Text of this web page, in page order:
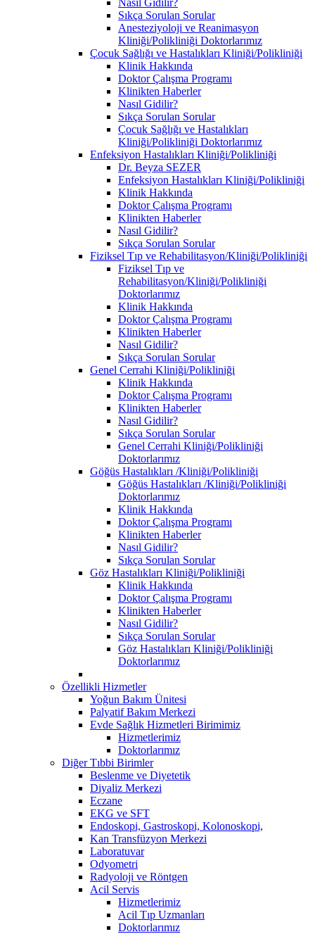
Sıkça Sorulan Sorular
Anesteziyoloji ve Reanimasyon
Kliniği/Polikliniği Doktorlarımız
Çocuk Sağlığı ve Hastalıkları Kliniği/Polikliniği
Klinik Hakkında
Doktor Çalışma Programı
Klinikten Haberler
Nasıl Gidilir?
Sıkça Sorulan Sorular
Çocuk Sağlığı ve Hastalıkları
Kliniği/Polikliniği Doktorlarımız
Enfeksiyon Hastalıkları Kliniği/Polikliniği
Dr. Beyza SEZER
Enfeksiyon Hastalıkları Kliniği/Polikliniği
Klinik Hakkında
Doktor Çalışma Programı
Klinikten Haberler
Nasıl Gidilir?
Sıkça Sorulan Sorular
Fiziksel Tıp ve Rehabilitasyon/Kliniği/Polikliniği
Fiziksel Tıp ve
Rehabilitasyon/Kliniği/Polikliniği
Doktorlarımız
Klinik Hakkında
Doktor Çalışma Programı
Klinikten Haberler
Nasıl Gidilir?
Sıkça Sorulan Sorular
Genel Cerrahi Kliniği/Polikliniği
Klinik Hakkında
Doktor Çalışma Programı
Klinikten Haberler
Nasıl Gidilir?
Sıkça Sorulan Sorular
Genel Cerrahi Kliniği/Polikliniği
Doktorlarımız
Göğüs Hastalıkları /Kliniği/Polikliniği
Göğüs Hastalıkları /Kliniği/Polikliniği
Doktorlarımız
Klinik Hakkında
Doktor Çalışma Programı
Klinikten Haberler
Nasıl Gidilir?
Sıkça Sorulan Sorular
Göz Hastalıkları Kliniği/Polikliniği
Klinik Hakkında
Doktor Çalışma Programı
Klinikten Haberler
Nasıl Gidilir?
Sıkça Sorulan Sorular
Göz Hastalıkları Kliniği/Polikliniği
Doktorlarımız
Özellikli Hizmetler
Yoğun Bakım Ünitesi
Palyatif Bakım Merkezi
Evde Sağlık Hizmetleri Birimimiz
Hizmetlerimiz
Doktorlarımız
Diğer Tıbbi Birimler
Beslenme ve Diyetetik
Diyaliz Merkezi
Eczane
EKG ve SFT
Endoskopi, Gastroskopi, Kolonoskopi,
Kan Transfüzyon Merkezi
Laboratuvar
Odyometri
Radyoloji ve Röntgen
Acil Servis
Hizmetlerimiz
Acil Tıp Uzmanları
Doktorlarımız